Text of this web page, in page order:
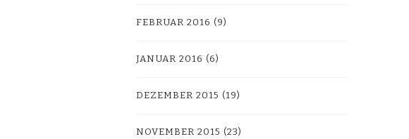
FEBRUAR 2016 (9)
JANUAR 2016 (6)
DEZEMBER 2015 (19)
NOVEMBER 2015 (23)